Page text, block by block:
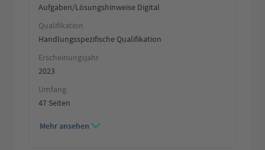
Aufgaben/Lösungshinweise Digital
Qualifikation
Handlungsspezifische Qualifikation
Erscheinungsjahr
2023
Umfang
47 Seiten
Mehr ansehen